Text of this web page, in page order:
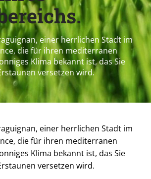
einer herrlichen Stadt im
die für ihren mediterranen
Klima bekannt ist, das Sie
versetzen wird.
einer herrlichen Stadt im
die für ihren mediterranen
Klima bekannt ist, das Sie
versetzen wird.